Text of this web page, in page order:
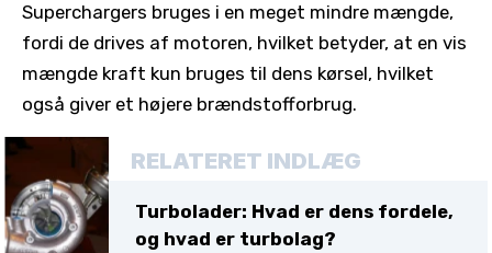
Superchargers bruges i en meget mindre mængde,
fordi de drives af motoren, hvilket betyder, at en vis
mængde kraft kun bruges til dens kørsel, hvilket
også giver et højere brændstofforbrug.
RELATERET INDLÆG
Turbolader: Hvad er dens fordele,
og hvad er turbolag?